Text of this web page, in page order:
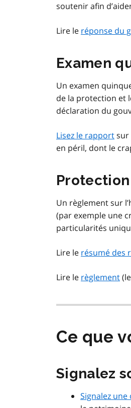
soutenir afin
Lire le réponse du
Examen
Un examen
de la protection et
déclaration du
Lisez le rapportsur
en péril, dont le
Un règlement sur
(par exemple une
particularités
Lire le résumé des
Lire le règlement
Ce que
Signalez
Signalez